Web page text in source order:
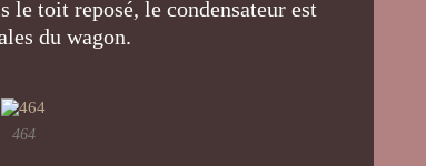
le toit reposé, le condensateur est
du wagon.
464